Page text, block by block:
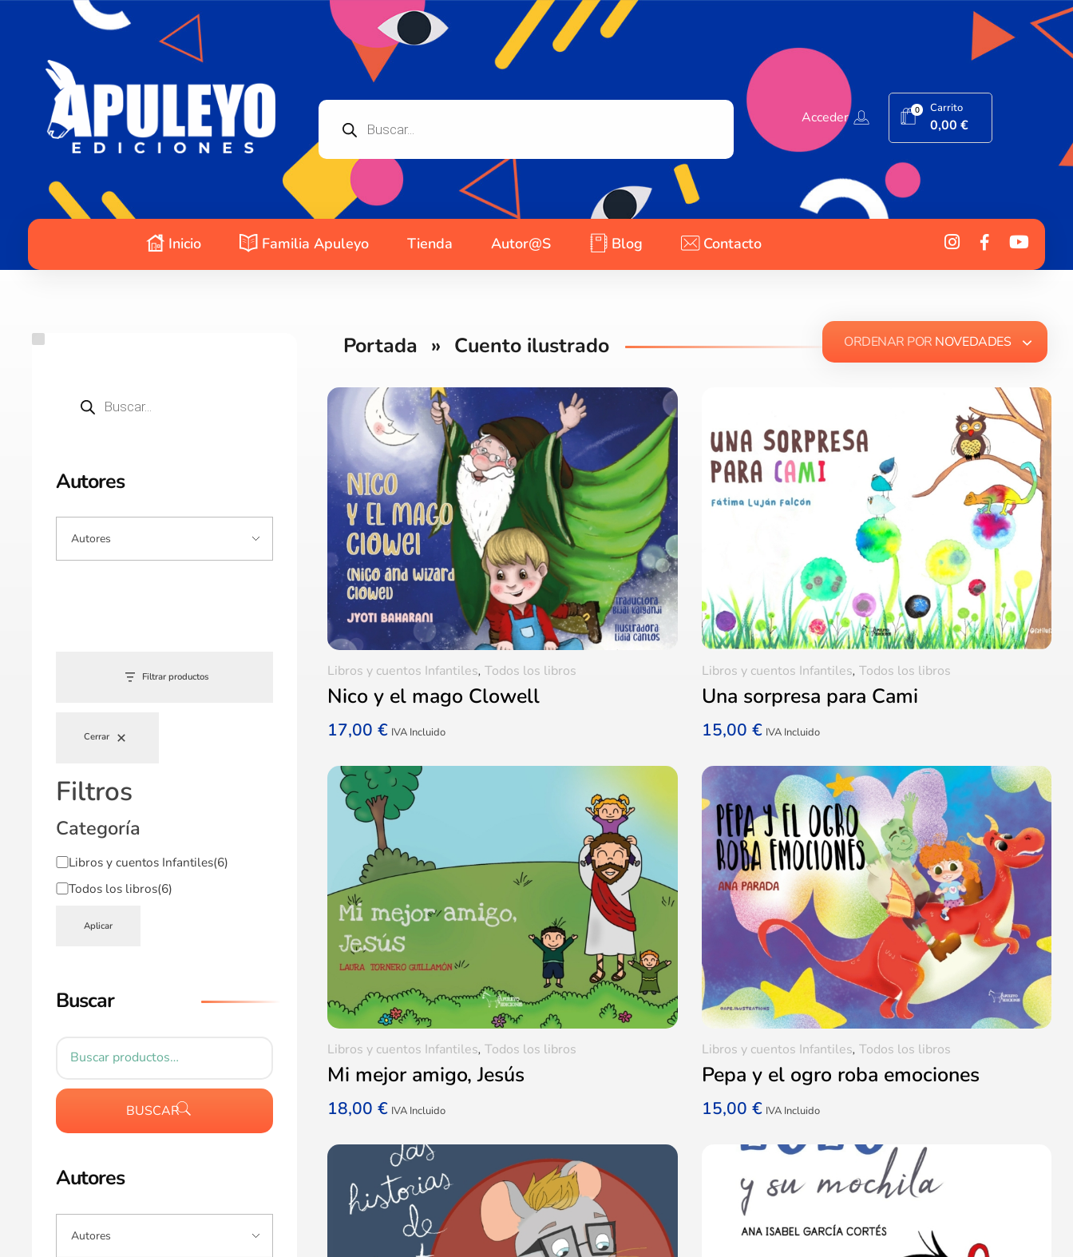
Acceder 0 Carrito
0,00€
Inicio Familia Apuleyo Tienda Autor@s Blog Contacto
Portada » Cuento ilustrado ORDENAR POR NOVEDADES
Nico y el mago Clowell
17,00€ IVA Incluido
Libros y cuentos Infantiles,Todos los libros
Una sorpresa para Cami
15,00 € IVA Incluido
Libros y cuentos Infantiles, Todos los libros
Mi mejor amigo, Jesús
18,00€ IVA Incluido
Libros y cuentos Infantiles,Todos los libros
Pepa y el ogro roba emociones
15,00 € IVA Incluido
Libros y cuentos Infantiles, Todos los libros
Autores
Filtrar productos
Cerrar
Filtros
Categoría
Libros y cuentos Infantiles(6)
Todos los libros(6)
Aplicar
Buscar
BUSCAR
Autores